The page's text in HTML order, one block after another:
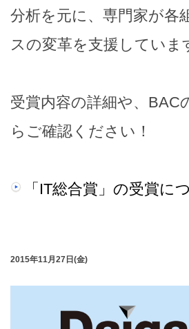
分析を元に、専門家が各
スの変革を支援していま
受賞内容の詳細や、
らご確認ください！
「IT総合賞」の受賞に
2015年11月27日(金)